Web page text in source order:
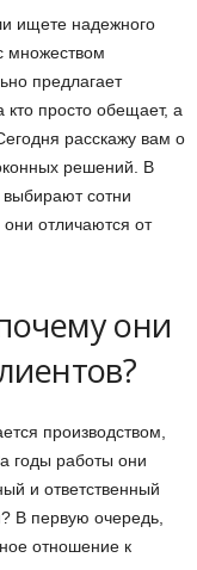
ищете надежного
множеством
предлагает
просто обещает, а
расскажу вам о
решений. В
выбирают сотни
они отличаются от
они
производством,
годы работы они
и ответственный
В первую очередь,
отношение к